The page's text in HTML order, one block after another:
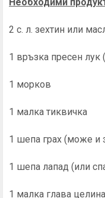
2 с. л. зехтин или
1 връзка пресен лук
1 морков
1 малка тиквичка
1 шепа грах (може и
1 шепа лапад (или
1 малка глава